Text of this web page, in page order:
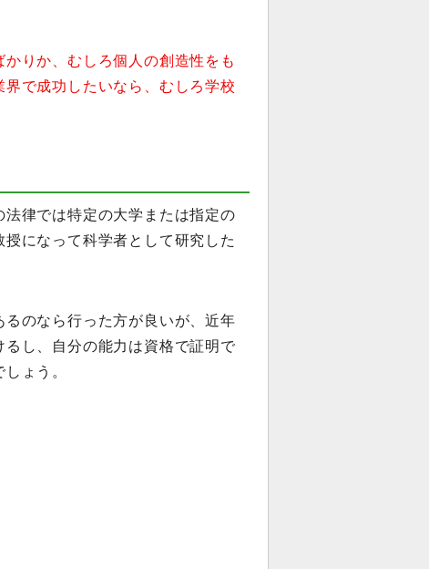
りか、むしろ個人の創造性をも
で成功したいなら、むしろ学校
律では特定の大学または指定の
になって科学者として研究した
のなら行った方が良いが、近年
し、自分の能力は資格で証明で
ょう。